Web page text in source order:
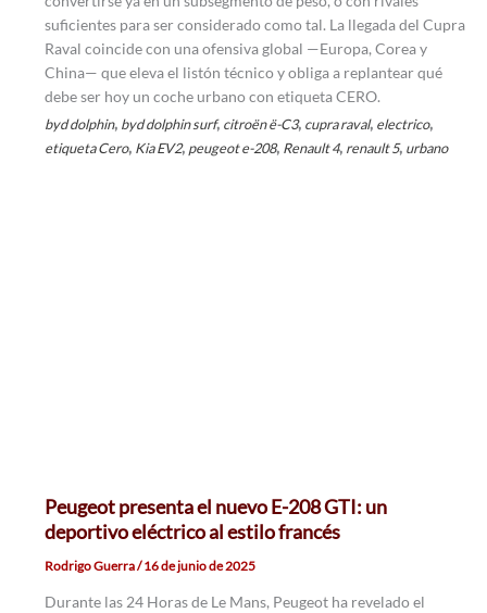
suficientes para ser considerado como tal. La llegada del Cupra
Raval coincide con una ofensiva global —Europa, Corea y
China— que eleva el listón técnico y obliga a replantear qué
debe ser hoy un coche urbano con etiqueta CERO.
byd dolphin, byd dolphin surf, citroën ë-C3, cupra raval, electrico,
etiqueta Cero, Kia EV2, peugeot e-208, Renault 4, renault 5, urbano
Peugeot presenta el nuevo E-208 GTI: un
deportivo eléctrico al estilo francés
Rodrigo Guerra/16 de junio de 2025
Durante las 24 Horas de Le Mans, Peugeot ha revelado el